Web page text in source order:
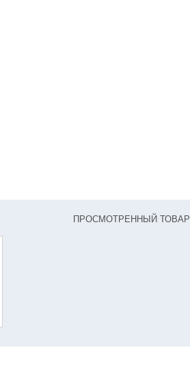
ПРОСМОТРЕННЫЙ ТОВАР